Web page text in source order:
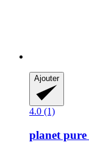
Ajouter
4.0 (1)
planet pure